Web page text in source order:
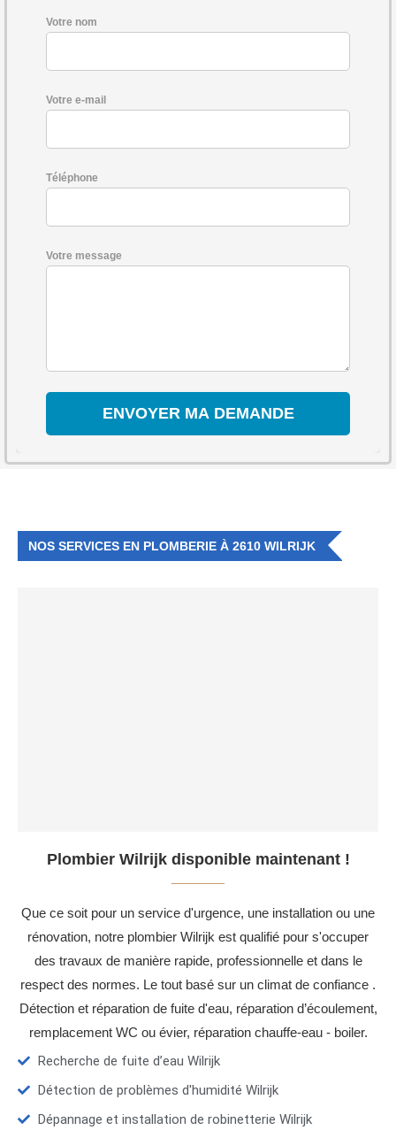
Votre nom
Votre e-mail
Téléphone
Votre message
NOS SERVICES EN PLOMBERIE À 2610 WILRIJK
Plombier Wilrijk disponible maintenant !
Que ce soit pour un service d'urgence, une installation ou une
rénovation, notre plombier Wilrijk est qualifié pour s'occuper
des travaux de manière rapide, professionnelle et dans le
respect des normes. Le tout basé sur un climat de confiance .
Détection et réparation de fuite d'eau, réparation d’écoulement,
remplacement WC ou évier, réparation chauffe-eau - boiler.
Recherche de fuite d’eau Wilrijk
Détection de problèmes d'humidité Wilrijk
Dépannage et installation de robinetterie Wilrijk